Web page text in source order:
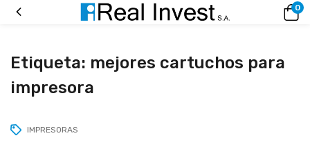
0
Etiqueta: mejores cartuchos para
impresora
IMPRESORAS